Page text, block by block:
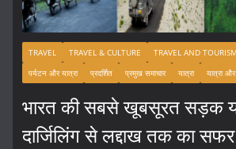
TRAVEL TRAVEL & CULTURE TRAVEL AND TOURISM
पर्यटन और यात्रा
प्रदर्शित प्रमुख समाचार यात्रा यात्रा
भारत की सबसे खूबसूरत सड़क
दार्जिलिंग से लद्दाख तक का सफर